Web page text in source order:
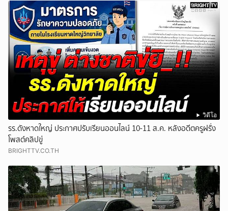
วิดีโอ
รร.ดังหาดใหญ่ ประกาศปรับเรียนออนไลน์ 10-11 ส.ค. หลังอดีตครูฝรั่ง
โพสต์คลิปขู่
BRIGHTTV.CO.TH